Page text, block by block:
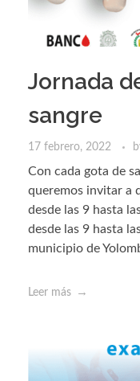
Jornada
sangre
17 febrero, 2022
Con cada gota de
queremos invitar a
desde las 9 hasta
desde las 9 hasta
municipio de
Leer más